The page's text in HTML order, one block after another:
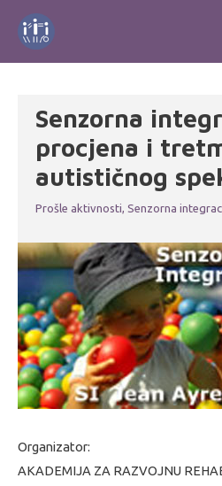
Senzorna
procjena i
autističnog
Prošle aktivnosti, Senzorna
Organizator:
AKADEMIJA ZA RAZVOJNU